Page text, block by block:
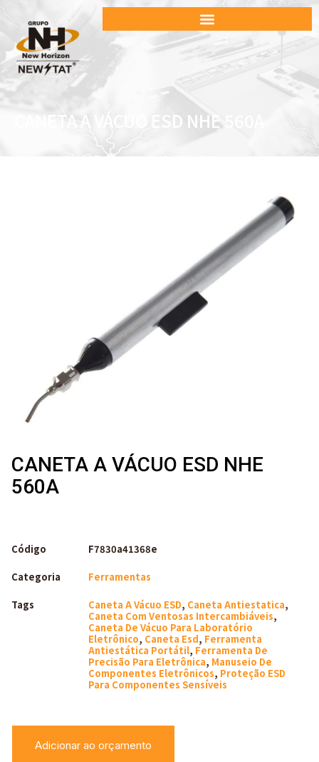
CANETA A VÁCUO ESD NHE 560A
CANETA A VÁCUO ESD NHE
560A
Código F7830a41368e
Categoria Ferramentas
Tags Caneta A Vácuo ESD, Caneta Antiestatica,
Caneta Com Ventosas Intercambiáveis,
Caneta De Vácuo Para Laboratório
Eletrônico, Caneta Esd, Ferramenta
Antiestática Portátil, Ferramenta De
Precisão Para Eletrônica, Manuseio De
Componentes Eletrônicos, Proteção ESD
Para Componentes Sensíveis
Adicionar ao orçamento